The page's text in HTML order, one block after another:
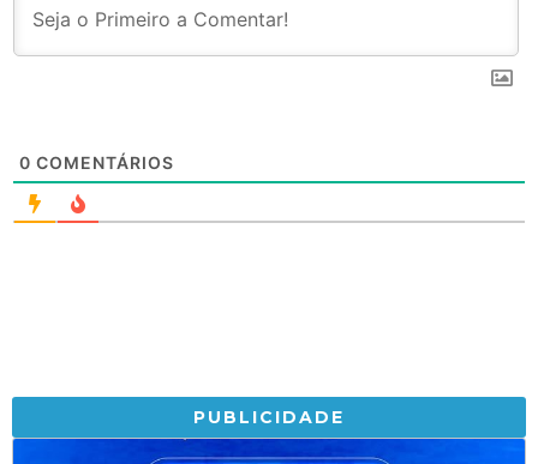
0 COMENTÁRIOS
PUBLICIDADE